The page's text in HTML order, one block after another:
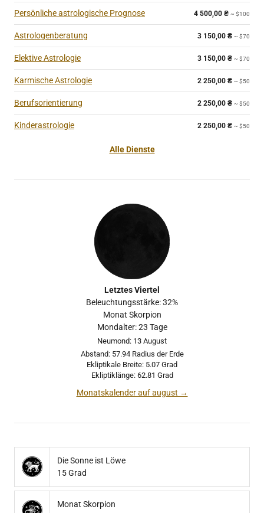
Persönliche astrologische Prognose 4 500,00 ₴ ~ $100
Astrologenberatung 3 150,00 ₴ ~ $70
Elektive Astrologie 3 150,00 ₴ ~ $70
Karmische Astrologie 2 250,00 ₴ ~ $50
Berufsorientierung 2 250,00 ₴ ~ $50
Kinderastrologie 2 250,00 ₴ ~ $50
Alle Dienste
Letztes Viertel
Beleuchtungsstärke: 32%
Monat Skorpion
Mondalter: 23 Tage
Neumond: 13 August
Abstand: 57.94 Radius der Erde
Ekliptikale Breite: 5.07 Grad
Ekliptiklänge: 62.81 Grad
Monatskalender auf august →
Die Sonne ist Löwe
15 Grad
Monat Skorpion